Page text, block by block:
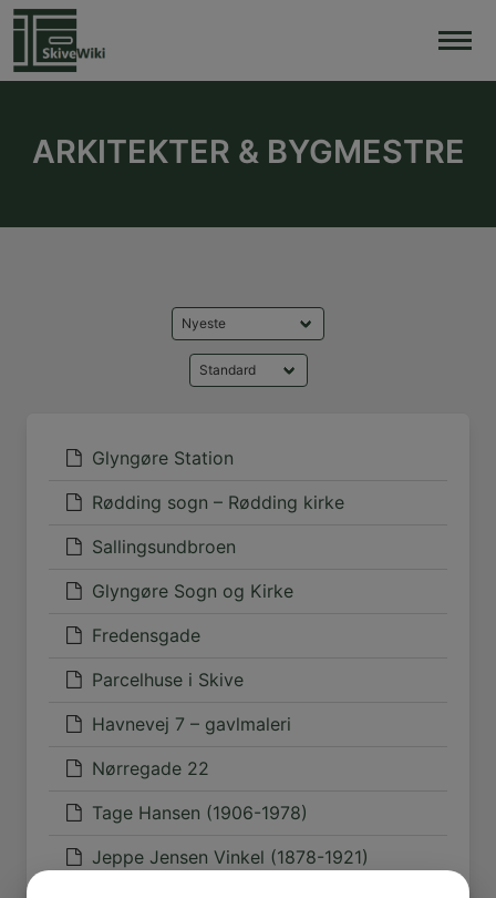
Skip
content
ARKITEKTER & BYGMESTRE
Glyngøre Station
Rødding sogn – Rødding kirke
Sallingsundbroen
Glyngøre Sogn og Kirke
Fredensgade
Parcelhuse i Skive
Havnevej 7 – gavlmaleri
Nørregade 22
Tage Hansen (1906-1978)
Jeppe Jensen Vinkel (1878-1921)